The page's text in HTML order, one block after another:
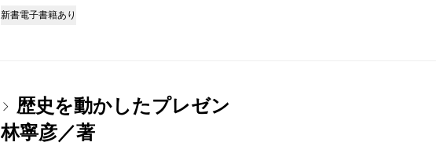
新書電子書籍あり
歴史を動かしたプレゼン
林寧彦／著